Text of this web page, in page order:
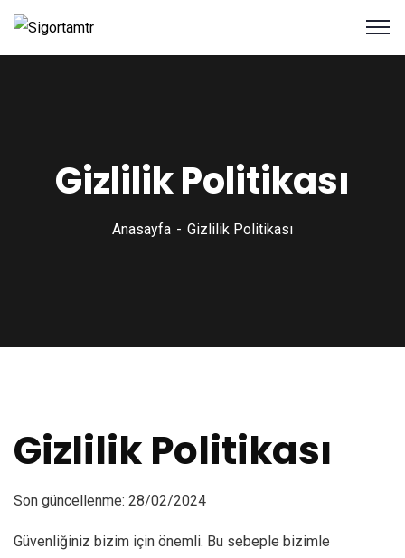
Gizlilik Politikası
Anasayfa Gizlilik Politikası
Gizlilik Politikası
Son güncellenme: 28/02/2024
Güvenliğiniz bizim için önemli. Bu sebeple bizimle